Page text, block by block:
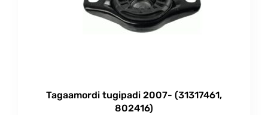
Tagaamordi tugipadi 2007- (31317461,
802416)